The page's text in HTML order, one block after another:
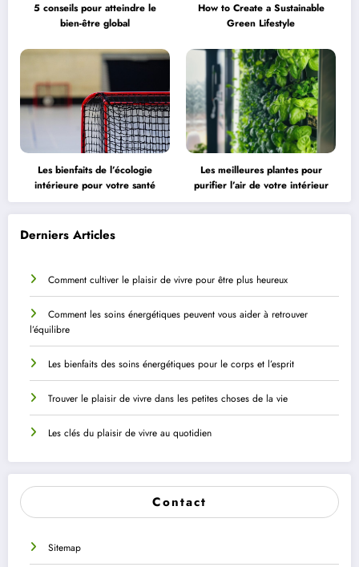
5 conseils pour atteindre le
bien-être global
How to Create a Sustainable
Green Lifestyle
Les bienfaits de l’écologie
intérieure pour votre santé
Les meilleures plantes pour
purifier l’air de votre intérieur
Derniers Articles
Comment cultiver le plaisir de vivre pour être plus heureux
Comment les soins énergétiques peuvent vous aider à retrouver
l’équilibre
Les bienfaits des soins énergétiques pour le corps et l’esprit
Trouver le plaisir de vivre dans les petites choses de la vie
Les clés du plaisir de vivre au quotidien
Contact
Sitemap